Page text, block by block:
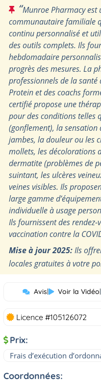
“Munroe Pharmacy est
communautaire familiale
continu personnalisé et
des outils complets. Ils
hebdomadaire
progrès des mesures. La
professionnels de la
Protein et des coachs
certifié propose une
pour des conditions telles
(gonflement), la sensation
jambes, la douleur ou les
mollets, les décolorations
dermatite (problèmes de
suintant, les ulcères
veines visibles. Ils
large gamme
individuelle à usage
Ils fournissent des rendez-
vaccination contre la
Mise à jour 2025:Ils
locales gratuites à votre
Avis| Voir la Vidéo|
Licence #105126072
Prix:
Frais d’exécution
Coordonnées: